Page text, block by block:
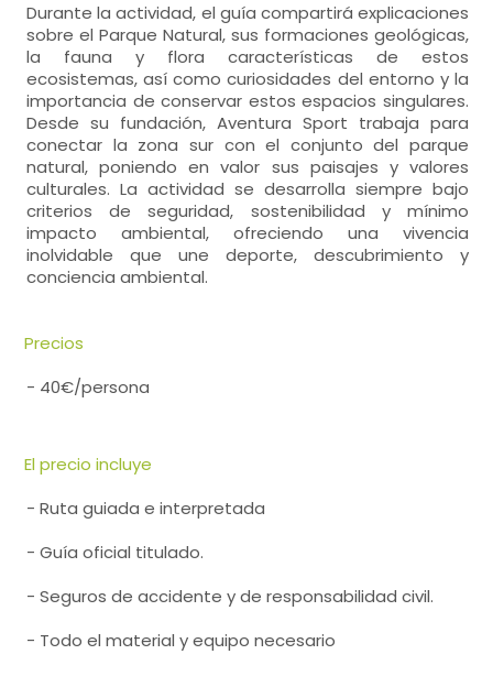
Durante la actividad, el guía compartirá explicaciones
sobre el Parque Natural, sus formaciones geológicas,
la fauna y flora características de estos
ecosistemas, así como curiosidades del entorno y la
importancia de conservar estos espacios singulares.
Desde su fundación, Aventura Sport trabaja para
conectar la zona sur con el conjunto del parque
natural, poniendo en valor sus paisajes y valores
culturales. La actividad se desarrolla siempre bajo
criterios de seguridad, sostenibilidad y mínimo
impacto ambiental, ofreciendo una vivencia
inolvidable que une deporte, descubrimiento y
conciencia ambiental.
Precios
- 40€/persona
El precio incluye
- Ruta guiada e interpretada
- Guía oficial titulado.
- Seguros de accidente y de responsabilidad civil.
- Todo el material y equipo necesario